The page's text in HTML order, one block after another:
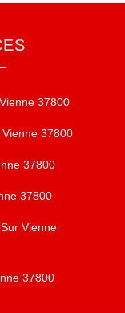
37800
37800
37800
37800
Vienne
37800